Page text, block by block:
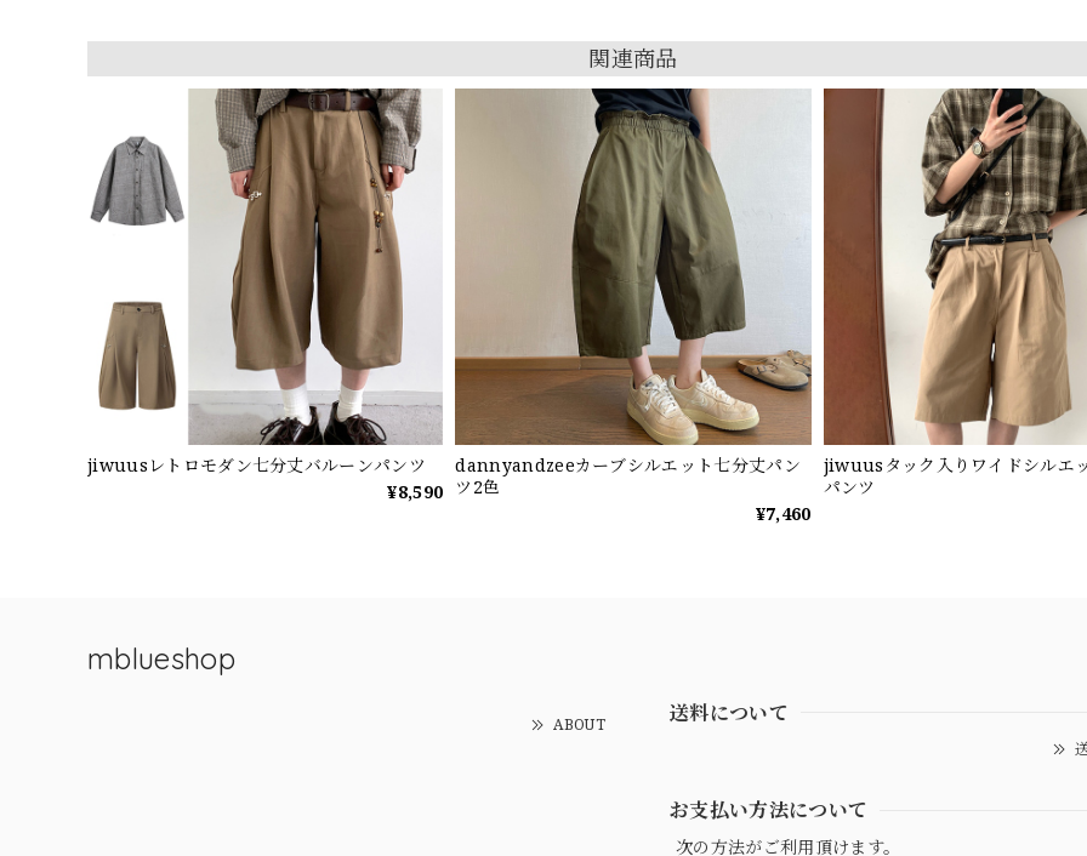
関連商品
jiwuusレトロモダン七分丈バルーンパンツ
¥8,590
dannyandzeeカーブシルエット七分丈パン
ツ2色
¥7,460
jiwuusタック入りワイドシルエ
パンツ
mblueshop
ABOUT 送料について
お支払い方法について
次の方法がご利用頂けます。